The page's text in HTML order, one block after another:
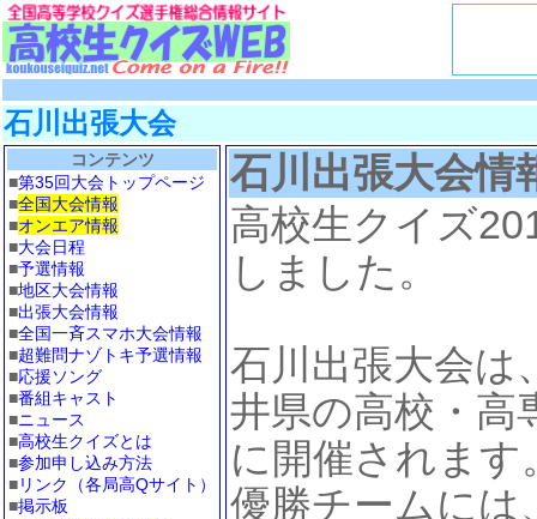
石川出張大会
コンテンツ
■第35回大会トップページ
■全国大会情報
■オンエア情報
■大会日程
■予選情報
■地区大会情報
■出張大会情報
■全国一斉スマホ大会情報
■超難問ナゾトキ予選情報
■応援ソング
■番組キャスト
■ニュース
■高校生クイズとは
■参加申し込み方法
■リンク（各局高Qサイト）
■掲示板
石川出張大会情
高校生クイズ
しました。
石川出張大会は
井県の高校・高
に開催されます
優勝チームには